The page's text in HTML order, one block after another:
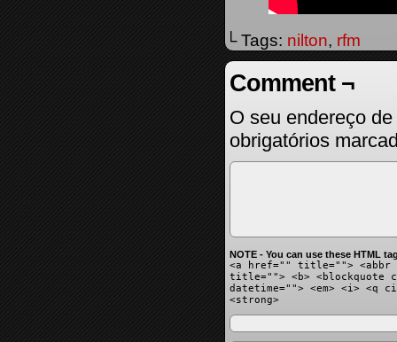
└ Tags: nilton, rfm
Comment ¬
O seu endereço
obrigatórios
NOTE - You can use these HTML
<a href="" title=""> <abbr
title=""> <b> <blockquote
datetime=""> <em> <i> <q
<strong>